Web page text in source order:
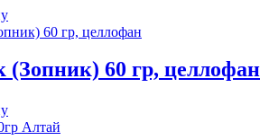
(Зопник) 60 гр, целлофан